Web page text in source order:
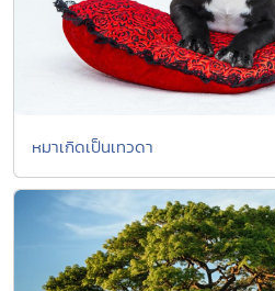
หมาเกิดเป็นเทวดา